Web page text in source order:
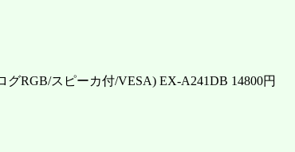
グRGB/スピーカ付/VESA) EX-A241DB 14800円